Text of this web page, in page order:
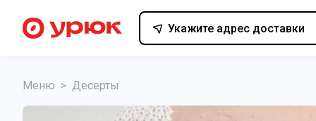
Укажите адрес доставки
Меню > Десерты